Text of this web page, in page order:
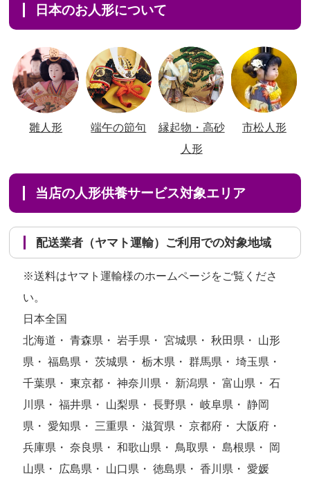
日本のお人形について
雛人形 端午の節句
縁起物・高砂
人形
市松人形
当店の人形供養サービス対象エリア
配送業者（ヤマト運輸）ご利用での対象地域
※送料はヤマト運輸様のホームページをご覧くださ
い。
日本全国
北海道・ 青森県・ 岩手県・ 宮城県・ 秋田県・ 山形
県・ 福島県・ 茨城県・ 栃木県・ 群馬県・ 埼玉県・
千葉県・ 東京都・ 神奈川県・ 新潟県・ 富山県・ 石
川県・ 福井県・ 山梨県・ 長野県・ 岐阜県・ 静岡
県・ 愛知県・ 三重県・ 滋賀県・ 京都府・ 大阪府・
兵庫県・ 奈良県・ 和歌山県・ 鳥取県・ 島根県・ 岡
山県・ 広島県・ 山口県・ 徳島県・ 香川県・ 愛媛